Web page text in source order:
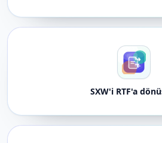
SXW'i RTF'a